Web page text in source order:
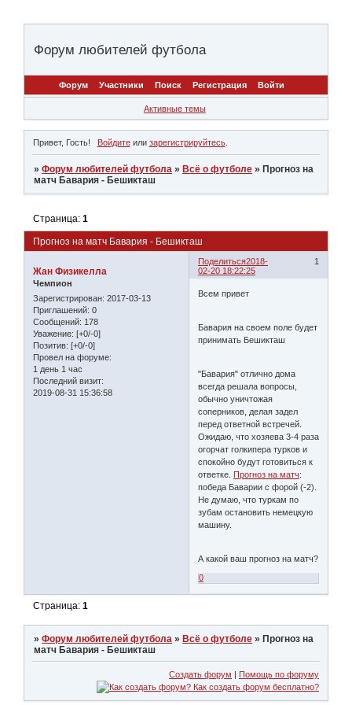
Форум любителей футбола
Форум Участники Поиск Регистрация Войти
Активные темы
Привет, Гость! Войдитеили зарегистрируйтесь.
»Форум любителей футбола » Всё о футболе » Прогноз на
матч Бавария - Бешикташ
Прогноз на матч Бавария - Бешикташ
Страница:1
Поделиться 1
2018-
02-20 18:22:25
Жан Физикелла
Чемпион
Зарегистрирован: 2017-03-13
Приглашений: 0
Сообщений: 178
Уважение: [+0/-0]
Позитив: [+0/-0]
Провел на форуме:
1 день 1 час
Последний визит:
2019-08-31 15:36:58
Всем привет
Бавария на своем поле будет
принимать Бешикташ
"Бавария" отлично дома
всегда решала вопросы,
обычно уничтожая
соперников, делая задел
перед ответной встречей.
Ожидаю, что хозяева 3-4 раза
огорчат голкипера турков и
спокойно будут готовиться к
ответке.Прогноз на матч:
победа Баварии с форой (-2).
Не думаю, что туркам по
зубам остановить немецкую
машину.
А какой ваш прогноз на матч?
0
Страница:1
»Форум любителей футбола »Всё о футболе »Прогноз на
матч Бавария - Бешикташ
Создать форум | Помощь по форуму